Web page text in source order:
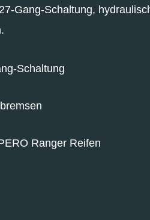
Gang-Schaltung,
Schaltung
Ranger Reifen